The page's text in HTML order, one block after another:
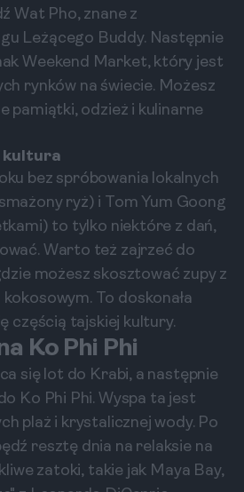
Wat Pho, znane z
Leżącego Buddy. Następnie
Weekend Market, który jest
rynków na świecie. Możesz
pamiątki, odzież i kulinarne
kultura
bez spróbowania lokalnych
ryż) i Tom Yum Goong
to tylko niektóre z dań,
Warto też zajrzeć do
możesz skosztować zupy z
To doskonała
częścią tajskiej kultury.
Ko Phi Phi
się lot do Krabi, a następnie
Ko Phi Phi. Wyspa ta jest
plaż i krystalicznej wody. Po
resztę dnia na relaksie na
zatoki, takie jak Maya Bay,